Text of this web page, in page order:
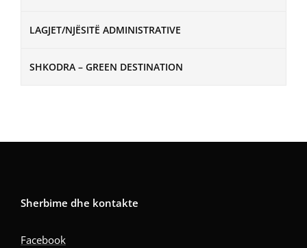
LAGJET/NJËSITË ADMINISTRATIVE
SHKODRA – GREEN DESTINATION
Sherbime dhe kontakte
Facebook